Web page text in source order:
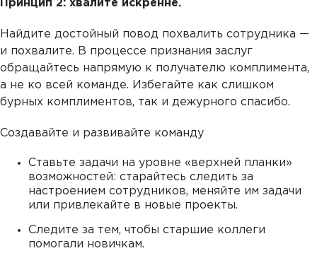
Принцип 2: хвалите искренне.
Найдите достойный повод похвалить сотрудника —
и похвалите. В процессе признания заслуг
обращайтесь напрямую к получателю комплимента,
а не ко всей команде. Избегайте как слишком
бурных комплиментов, так и дежурного спасибо.
Создавайте и развивайте команду
Ставьте задачи на уровне «верхней планки»
возможностей: старайтесь следить за
настроением сотрудников, меняйте им задачи
или привлекайте в новые проекты.
Следите за тем, чтобы старшие коллеги
помогали новичкам.